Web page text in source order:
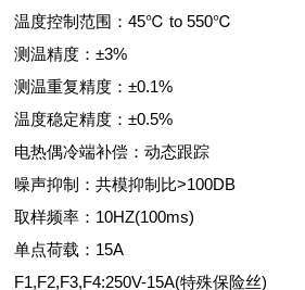
温度控制范围：45℃ to 550℃
测温精度：±3%
测温重复精度：±0.1%
温度稳定精度：±0.5%
电热偶冷端补偿：动态跟踪
噪声抑制：共模抑制比>100DB
取样频率：10HZ(100ms)
单点荷载：15A
F1,F2,F3,F4:250V-15A(特殊保险丝)